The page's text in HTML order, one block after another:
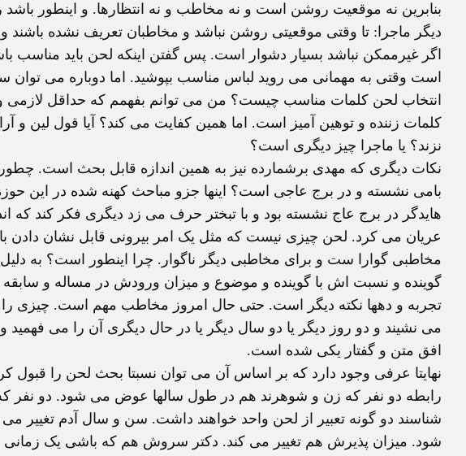
بنابرین نه موقعیت روشن است و نه مخاطب و نه انتظارها. و اینطور
دیگر ماجرا: تا وقتی موقعیتی روشن نباشد و مخاطبان تعریف نشده باشند
اگر غیرممکن نباشد بسیار دشوار است. پس گفتن اینکه لحن باید مناسب
است وقتی به مهمانی می روید لباس مناسب بپوشید. اما دوباره می
انتخاب لحن کلمات مناسب چیست؟ من می توانم بفهمم که حداقل لازمی
کلمات زننده و توهین آمیز است. اما همین کفایت می کند؟ آیا قول لین و
نزند؟ یا ماجرا چیز دیگری است؟
نکات دیگری که مهدی برشمارده نیز به همین اندازه قابل بحث است.
بامی نشسته و در برج عاجی است؟ اینها جزو مباحث کهنه شده در این
هایدگر در برج عاج نشسته بود و با تبختر حرف می زد دیگری فکر کند که
عریان می کرد. لحن چیزی نیست که مثل یک امر بیرونی قابل نشان
مخاطبی گوارا ست و برای مخاطبی دیگر ناگوار. چرا اینطور است؟ به
گوینده و نسبت اش با گوینده و موضوع و میزان ورودش در مساله و
تجربه و دهها نکته دیگر است. حتی حال امروز مخاطب مهم است. چیزی
می نشیند و دو روز دیگر یا دو سال دیگر یا در حال دیگری آن را می فهمید
افق متن و گفتار یکی شده است.
نهایتا عرفی وجود دارد که بر اساس آن می توان نسبتا بحث لحن را قبول
رابطه دو نفر که زن و شوهرند هم در طول سالها عوض می شود. دو نفر
شناسند دو گونه تعبیر از لحن واحد خواهند داشت. سن و سال آدم
شود. میزان پذیرش هم تغییر می کند. دکتر سروش هم که باشی یک